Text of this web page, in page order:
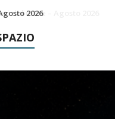
mese – Agosto 2026
10P/TEMPEL AL PERIELIO